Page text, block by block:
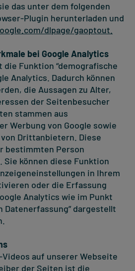
das unter dem folgenden
Plugin herunterladen und
dlpage/gaoptout.
bei Google Analytics
die Funktion “demografische
Analytics. Dadurch können
die Aussagen zu Alter,
der Seitenbesucher
stammen aus
Werbung von Google sowie
Drittanbietern. Diese
bestimmten Person
Sie können diese Funktion
in Ihrem
oder die Erfassung
Analytics wie im Punkt
Datenerfassung” dargestellt
Videos auf unserer Webseite
der Seiten ist die